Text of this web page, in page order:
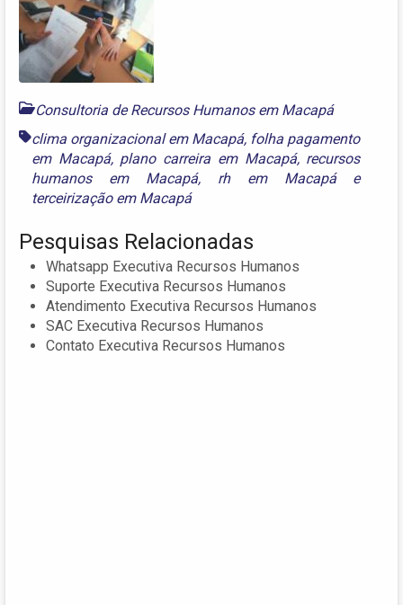
Consultoria de Recursos Humanos em Macapá
clima organizacional em Macapá, folha pagamento
em Macapá, plano carreira em Macapá, recursos
humanos em Macapá, rh em Macapáe
terceirização em Macapá
Pesquisas Relacionadas
Whatsapp Executiva Recursos Humanos
Suporte Executiva Recursos Humanos
Atendimento Executiva Recursos Humanos
SAC Executiva Recursos Humanos
Contato Executiva Recursos Humanos